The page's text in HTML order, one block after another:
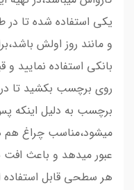
یکی استفاده شده تا
و مانند روز اولش
بانکی استفاده نمایید
روی برچسب بکشید تا
برچسب به دلیل اینکه
میشود،مناسب چراغ هم
عبور میدهد و باعث
هر سطحی قابل استفاده